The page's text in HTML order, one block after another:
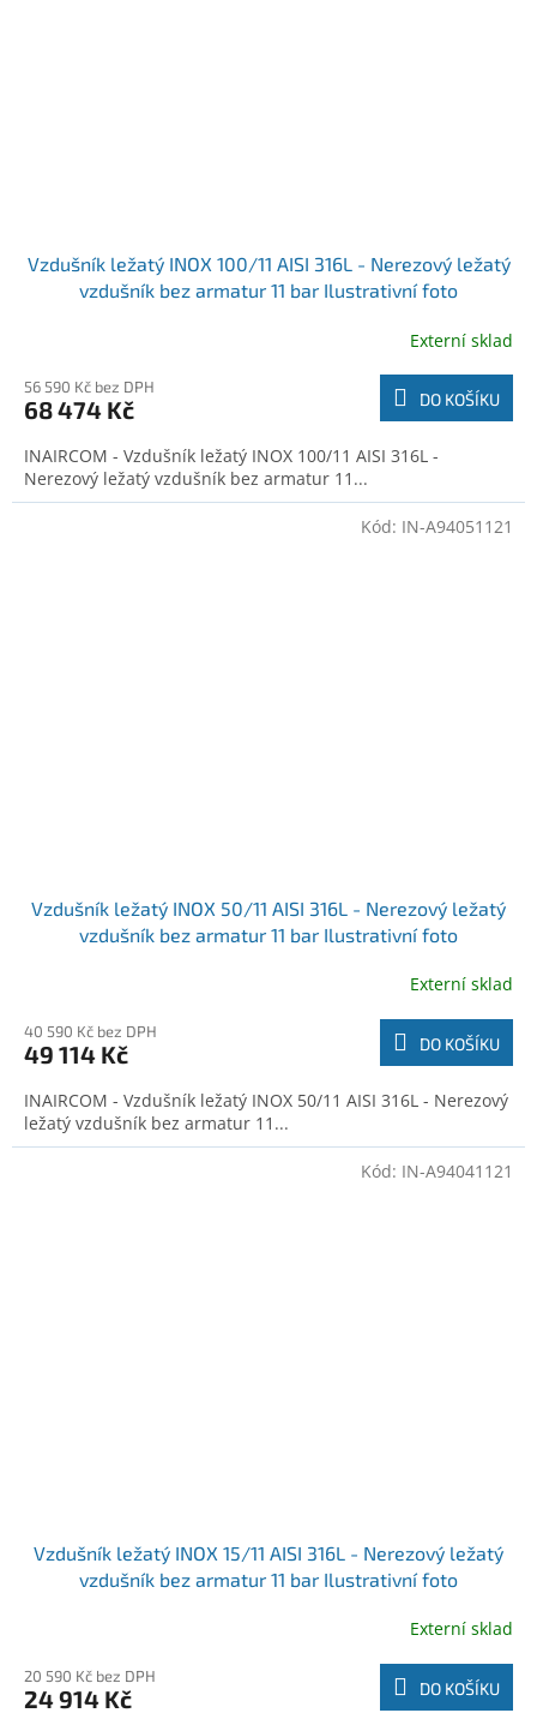
Vzdušník ležatý INOX 100/11 AISI 316L - Nerezový ležatý
vzdušník bez armatur 11 bar Ilustrativní foto
Externí sklad
56 590 Kč bez DPH
68 474 Kč DO KOŠÍKU
INAIRCOM - Vzdušník ležatý INOX 100/11 AISI 316L -
Nerezový ležatý vzdušník bez armatur 11...
Vzdušník ležatý INOX 50/11 AISI 316L - Nerezový ležatý
vzdušník bez armatur 11 bar Ilustrativní foto
Externí sklad
40 590 Kč bez DPH
49 114 Kč DO KOŠÍKU
INAIRCOM - Vzdušník ležatý INOX 50/11 AISI 316L - Nerezový
ležatý vzdušník bez armatur 11...
Kód: IN-A94051121
Vzdušník ležatý INOX 15/11 AISI 316L - Nerezový ležatý
vzdušník bez armatur 11 bar Ilustrativní foto
Externí sklad
20 590 Kč bez DPH
24 914 Kč DO KOŠÍKU
Kód: IN-A94041121